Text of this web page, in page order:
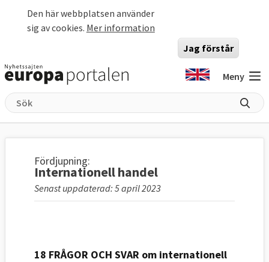
Den här webbplatsen använder
sig av cookies. Mer information
Jag förstår
Meny
Fördjupning:
Internationell handel
Senast uppdaterad: 5 april 2023
18 FRÅGOR OCH SVAR om internationell